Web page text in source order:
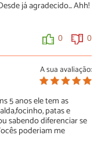
já agradecido... Ahh!
0 0
A sua avaliação:
5 anos ele tem as
patas e
sabendo diferenciar se
poderiam me